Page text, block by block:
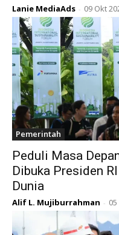
Lanie MediaAds - 09 Okt
Pemerintah
Peduli Masa
Dibuka Presiden
Dunia
Alif L. Mujiburrahman -